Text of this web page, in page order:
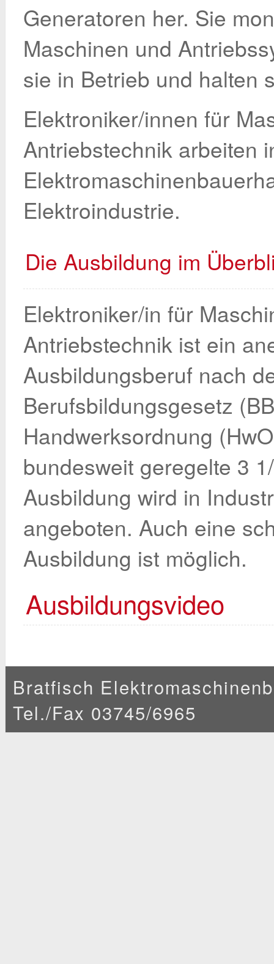
Generatoren her. Sie
Maschinen und
sie in Betrieb und halten
Elektroniker/innen für
Antriebstechnik arbeiten
Elektroindustrie.
Die Ausbildung im
Elektroniker/in für
Antriebstechnik ist ein
Ausbildungsberuf nach
Berufsbildungsgesetz
Handwerksordnung
bundesweit geregelte 3
Ausbildung wird in
angeboten. Auch eine
Ausbildung ist möglich.
Ausbildungsvideo
Bratfisch
Tel./Fax 03745/6965